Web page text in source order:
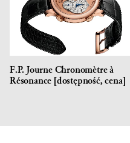
F.P. Journe Chronomètre à
Résonance [dostępność, cena]